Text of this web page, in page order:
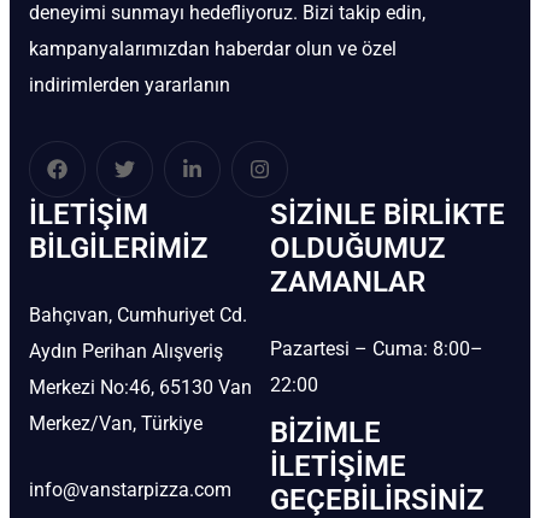
deneyimi sunmayı hedefliyoruz. Bizi takip edin,
kampanyalarımızdan haberdar olun ve özel
indirimlerden yararlanın
İLETIŞIM
BİLGILERIMIZ
Bahçıvan, Cumhuriyet Cd.
Aydın Perihan Alışveriş
Merkezi No:46, 65130 Van
Merkez/Van, Türkiye
info@vanstarpizza.com
SIZINLE BIRLIKTE
OLDUĞUMUZ
ZAMANLAR
Pazartesi – Cuma: 8:00–
22:00
BIZIMLE
İLETIŞIME
GEÇEBILIRSINIZ